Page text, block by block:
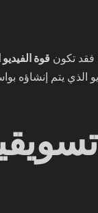
تكون قوة
يتم إنشاؤه